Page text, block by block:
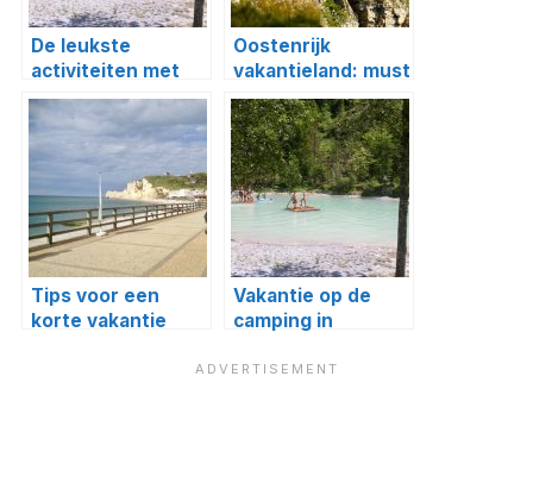
De leukste
activiteiten met
kinderen in
Oostenrijk
(Salzburgerland en
Oostenrijk
vakantieland: must
sees in
Salzburgerland #3
Tips voor een
korte vakantie
Vakantie op de
camping in